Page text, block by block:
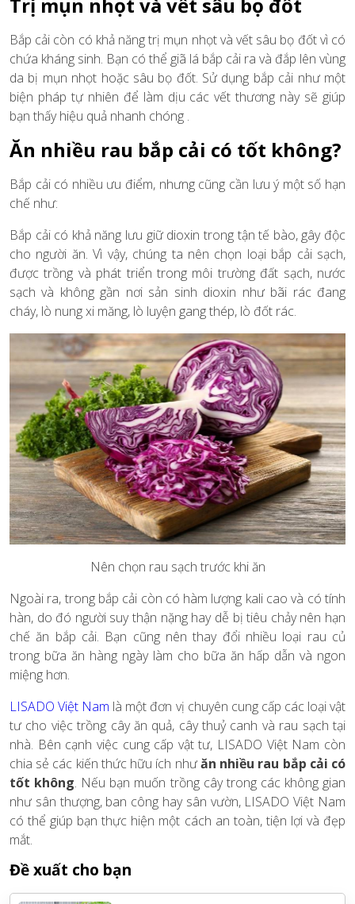
Trị mụn nhọt và vết sâu bọ đốt
Bắp cải còn có khả năng trị mụn nhọt và vết sâu bọ đốt vì có
chứa kháng sinh. Bạn có thể giã lá bắp cải ra và đắp lên vùng
da bị mụn nhọt hoặc sâu bọ đốt. Sử dụng bắp cải như một
biện pháp tự nhiên để làm dịu các vết thương này sẽ giúp
bạn thấy hiệu quả nhanh chóng .
Ăn nhiều rau bắp cải có tốt không?
Bắp cải có nhiều ưu điểm, nhưng cũng cần lưu ý một số hạn
chế như:
Bắp cải có khả năng lưu giữ dioxin trong tận tế bào, gây độc
cho người ăn. Vì vậy, chúng ta nên chọn loại bắp cải sạch,
được trồng và phát triển trong môi trường đất sạch, nước
sạch và không gần nơi sản sinh dioxin như bãi rác đang
cháy, lò nung xi măng, lò luyện gang thép, lò đốt rác.
Nên chọn rau sạch trước khi ăn
Ngoài ra, trong bắp cải còn có hàm lượng kali cao và có tính
hàn, do đó người suy thận nặng hay dễ bị tiêu chảy nên hạn
chế ăn bắp cải. Bạn cũng nên thay đổi nhiều loại rau củ
trong bữa ăn hàng ngày làm cho bữa ăn hấp dẫn và ngon
miệng hơn.
LISADO Việt Nam là một đơn vị chuyên cung cấp các loại vật
tư cho việc trồng cây ăn quả, cây thuỷ canh và rau sạch tại
nhà. Bên cạnh việc cung cấp vật tư, LISADO Việt Nam còn
chia sẻ các kiến thức hữu ích nhưăn nhiều rau bắp cải có
tốt không. Nếu bạn muốn trồng cây trong các không gian
như sân thượng, ban công hay sân vườn, LISADO Việt Nam
có thể giúp bạn thực hiện một cách an toàn, tiện lợi và đẹp
mắt.
Đề xuất cho bạn